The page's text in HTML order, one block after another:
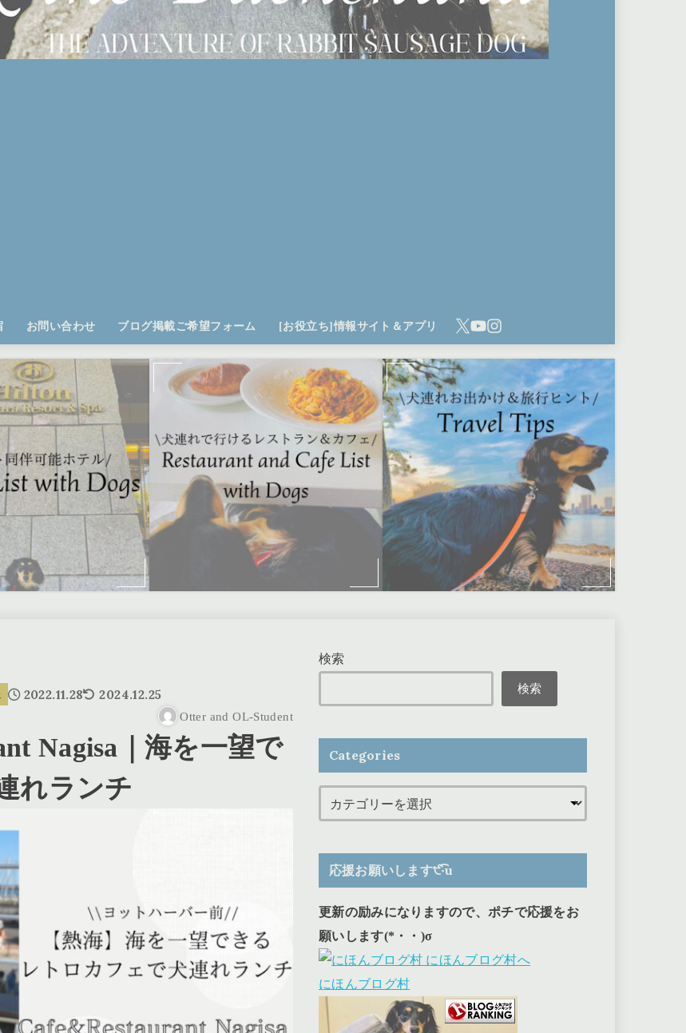
お問い合わせ ブログ掲載ご希望フォーム [お役立ち]情報サイト＆アプリ
2022.11.28 2024.12.25
Otter and OL-Student
Nagisa｜海を一望で
れランチ
検索
検索
Categories
応援お願いします੯‧̀͡u
更新の励みになりますので、ポチで応援をお
願いします(*・・)σ
にほんブログ村